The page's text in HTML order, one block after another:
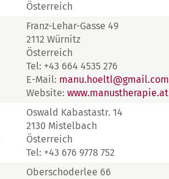
Österreich
Franz-Lehar-Gasse 49
2112 Würnitz
Österreich
Tel: +43 664 4535 276
E-Mail: manu.hoeltl@gmail.com
Website: www.manustherapie.at
Oswald Kabastastr. 14
2130 Mistelbach
Österreich
Tel: +43 676 9778 752
Oberschoderlee 66